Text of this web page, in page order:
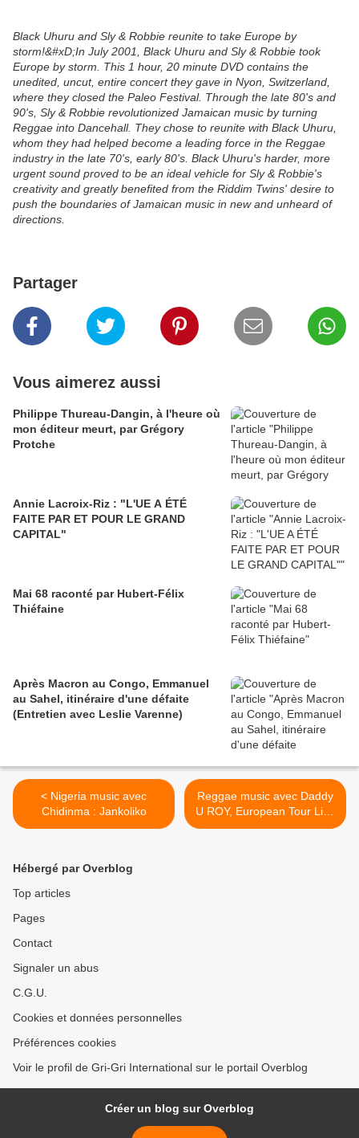
Black Uhuru and Sly & Robbie reunite to take Europe by
storm!&#xD;In July 2001, Black Uhuru and Sly & Robbie took
Europe by storm. This 1 hour, 20 minute DVD contains the
unedited, uncut, entire concert they gave in Nyon, Switzerland,
where they closed the Paleo Festival. Through the late 80's and
90's, Sly & Robbie revolutionized Jamaican music by turning
Reggae into Dancehall. They chose to reunite with Black Uhuru,
whom they had helped become a leading force in the Reggae
industry in the late 70's, early 80's. Black Uhuru's harder, more
urgent sound proved to be an ideal vehicle for Sly & Robbie's
creativity and greatly benefited from the Riddim Twins' desire to
push the boundaries of Jamaican music in new and unheard of
directions.
Partager
Vous aimerez aussi
Philippe Thureau-Dangin, à l'heure où
mon éditeur meurt, par Grégory
Protche
Annie Lacroix-Riz : "L'UE A ÉTÉ
FAITE PAR ET POUR LE GRAND
CAPITAL"
Mai 68 raconté par Hubert-Félix
Thiéfaine
Après Macron au Congo, Emmanuel
au Sahel, itinéraire d'une défaite
(Entretien avec Leslie Varenne)
< Nigeria music avec
Chidinma : Jankoliko
Reggae music avec Daddy
U ROY, European Tour Live
1997 >
Hébergé par Overblog
Top articles
Pages
Contact
Signaler un abus
C.G.U.
Cookies et données personnelles
Préférences cookies
Voir le profil de Gri-Gri International sur le portail Overblog
Créer un blog sur Overblog